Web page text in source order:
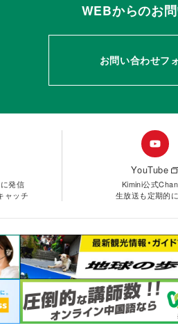
WEBからのお
お問い合わせフ
発信
ャッチ
YouTube
Kimini公式
生放送も定期的